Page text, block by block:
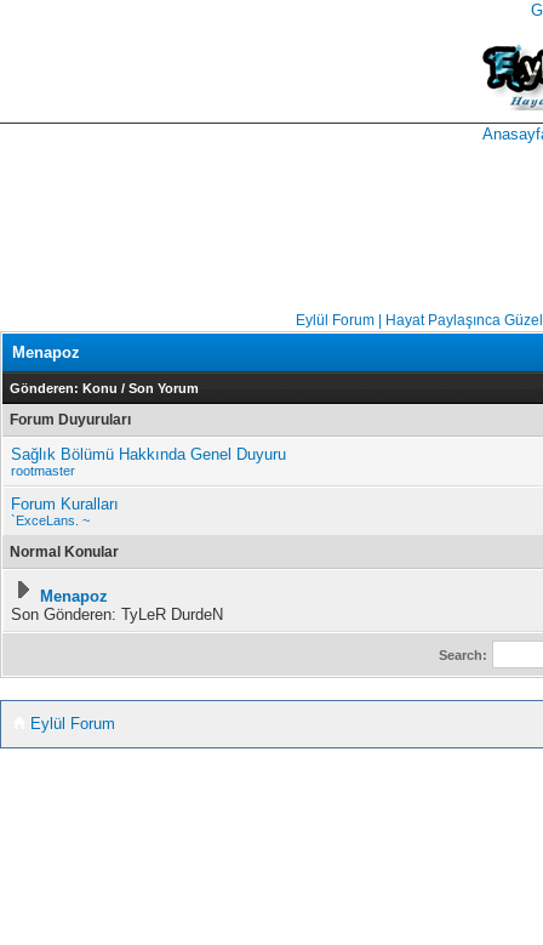
Eylül Forum | Hayat Paylaşınca Güzel
Menapoz
Gönderen: Konu / Son Yorum
Forum Duyuruları
Sağlık Bölümü Hakkında Genel Duyuru
rootmaster
Forum Kuralları
`ExceLans. ~
Normal Konular
Menapoz
Son Gönderen: TyLeR DurdeN
Search:
Eylül Forum